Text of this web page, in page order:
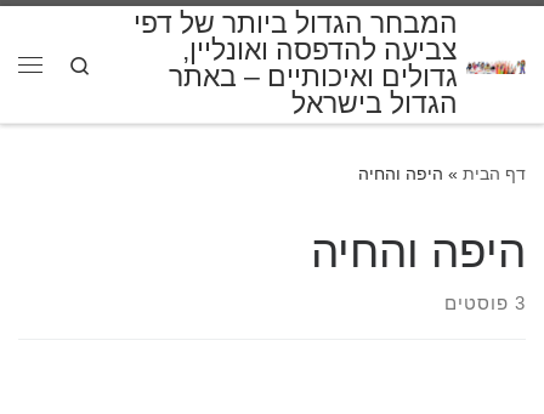
המבחר הגדול ביותר של דפי
צביעה להדפסה ואונליין,
גדולים ואיכותיים – באתר
הגדול בישראל
Search
דף הבית » היפה והחיה
היפה והחיה
3 פוסטים